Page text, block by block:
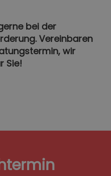
bei der
Vereinbaren
wir
Sie!